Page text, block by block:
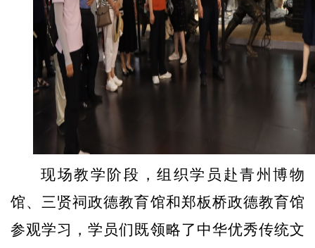
现场教学阶段，组织学员赴青州博物
馆、三贤祠政德教育馆和郑板桥政德教育馆
参观学习，学员们既领略了中华优秀传统文